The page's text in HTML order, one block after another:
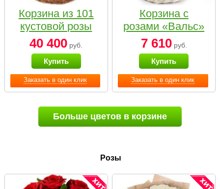
Заказать в один клик
Корзина из 101
кустовой розы
нежных тонов
40 400 руб.
Купить
Заказать в один клик
Корзина с
розами «Вальс»
7 610руб.
Купить
Больше цветов в корзине
Розы